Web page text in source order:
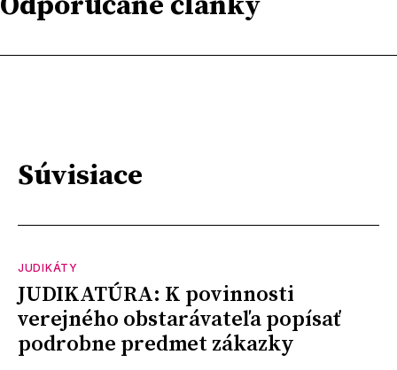
Súvisiace
JUDIKÁTY
JUDIKATÚRA: K povinnosti
verejného obstarávateľa popísať
podrobne predmet zákazky